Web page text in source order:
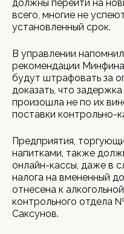
должны перейти на
всего, многие не
установленный срок.
В управлении
рекомендации
будут штрафовать за
доказать, что
произошла не по их
поставки контрольно-
Предприятия,
напитками, также
онлайн-кассы, даже в
налога на вмененный
отнесена к
контрольного отдела
Саксунов.